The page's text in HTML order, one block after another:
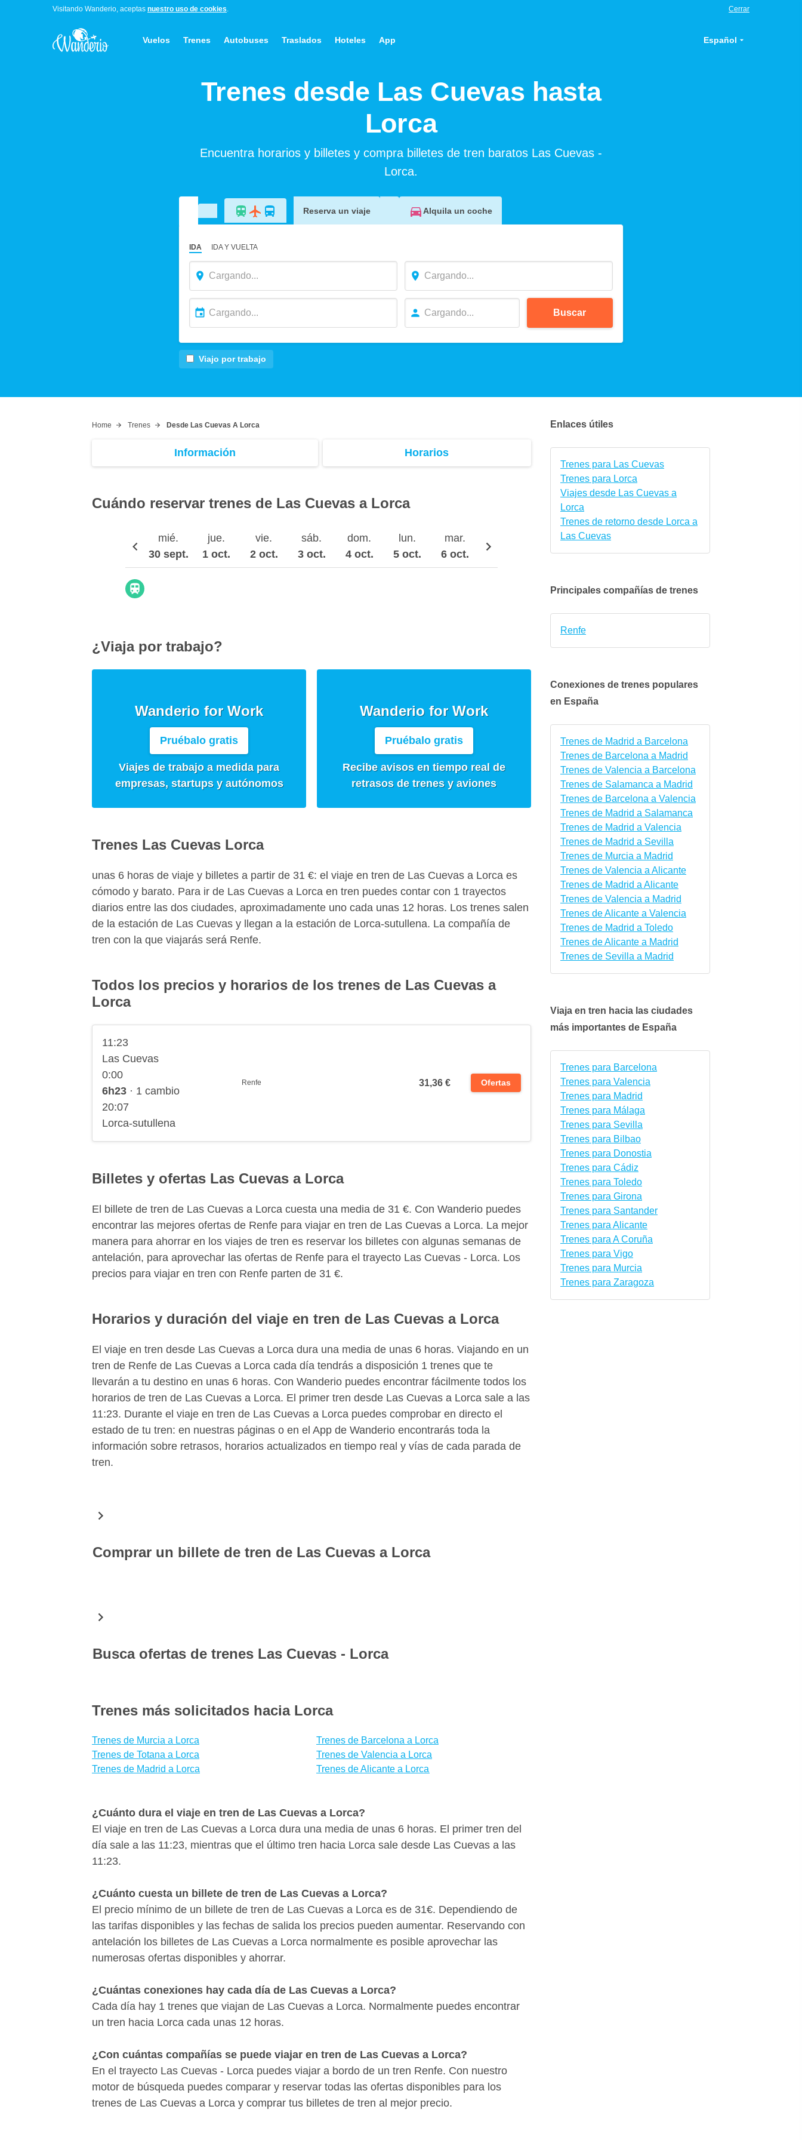
Visitando Wanderio, aceptas nuestro uso de cookies. Cerrar
Vuelos Trenes Autobuses Traslados Hoteles App Español
Trenes desde Las Cuevas hasta
Lorca
Encuentra horarios y billetes y compra billetes de tren baratos Las Cuevas -
Lorca.
Reserva un viaje Alquila un coche
IDA IDA Y VUELTA
Buscar
Viajo por trabajo
Home Trenes Desde Las Cuevas A Lorca
Información Horarios
Cuándo reservar trenes de Las Cuevas a Lorca
mié.
30 sept.
jue.
1 oct.
vie.
2 oct.
sáb.
3 oct.
dom.
4 oct.
lun.
5 oct.
mar.
6 oct.
8 oct.
vie.
9 oct.
10 oct.
11 oct.
¿Viaja por trabajo?
Wanderio for Work
Pruébalo gratis
Viajes de trabajo a medida para
empresas, startups y autónomos
Wanderio for Work
Pruébalo gratis
Recibe avisos en tiempo real de
retrasos de trenes y aviones
Trenes Las Cuevas Lorca
unas 6 horas de viaje y billetes a partir de 31 €: el viaje en tren de Las Cuevas a Lorca es
cómodo y barato. Para ir de Las Cuevas a Lorca en tren puedes contar con 1 trayectos
diarios entre las dos ciudades, aproximadamente uno cada unas 12 horas. Los trenes salen
de la estación de Las Cuevas y llegan a la estación de Lorca-sutullena. La compañía de
tren con la que viajarás será Renfe.
Todos los precios y horarios de los trenes de Las Cuevas a
Lorca
11:23
Las Cuevas
0:00
6h23 · 1 cambio
20:07
Lorca-sutullena
Renfe 31,36 € Ofertas
Billetes y ofertas Las Cuevas a Lorca
El billete de tren de Las Cuevas a Lorca cuesta una media de 31 €. Con Wanderio puedes
encontrar las mejores ofertas de Renfe para viajar en tren de Las Cuevas a Lorca. La mejor
manera para ahorrar en los viajes de tren es reservar los billetes con algunas semanas de
antelación, para aprovechar las ofertas de Renfe para el trayecto Las Cuevas - Lorca. Los
precios para viajar en tren con Renfe parten de 31 €.
Horarios y duración del viaje en tren de Las Cuevas a Lorca
El viaje en tren desde Las Cuevas a Lorca dura una media de unas 6 horas. Viajando en un
tren de Renfe de Las Cuevas a Lorca cada día tendrás a disposición 1 trenes que te
llevarán a tu destino en unas 6 horas. Con Wanderio puedes encontrar fácilmente todos los
horarios de tren de Las Cuevas a Lorca. El primer tren desde Las Cuevas a Lorca sale a las
11:23. Durante el viaje en tren de Las Cuevas a Lorca puedes comprobar en directo el
estado de tu tren: en nuestras páginas o en el App de Wanderio encontrarás toda la
información sobre retrasos, horarios actualizados en tiempo real y vías de cada parada de
tren.
Comprar un billete de tren de Las Cuevas a Lorca
seleccionada y puedes elegir el que mejor se adapte a tus necesidades reservando con
en tiempo real, comprobando retrasos y vías.
Busca ofertas de trenes Las Cuevas - Lorca
que reserves tus billetes con bastante antelación para aprovechar las promociones de
Cuevas? Con Wanderio puedes comparar trenes, y escoger la mejor opción para ti en
pocos clics.
Trenes más solicitados hacia Lorca
Trenes de Murcia a Lorca
Trenes de Totana a Lorca
Trenes de Madrid a Lorca
Trenes de Barcelona a Lorca
Trenes de Valencia a Lorca
Trenes de Alicante a Lorca
¿Cuánto dura el viaje en tren de Las Cuevas a Lorca?
El viaje en tren de Las Cuevas a Lorca dura una media de unas 6 horas. El primer tren del
día sale a las 11:23, mientras que el último tren hacia Lorca sale desde Las Cuevas a las
11:23.
¿Cuánto cuesta un billete de tren de Las Cuevas a Lorca?
El precio mínimo de un billete de tren de Las Cuevas a Lorca es de 31€. Dependiendo de
las tarifas disponibles y las fechas de salida los precios pueden aumentar. Reservando con
antelación los billetes de Las Cuevas a Lorca normalmente es posible aprovechar las
numerosas ofertas disponibles y ahorrar.
¿Cuántas conexiones hay cada día de Las Cuevas a Lorca?
Cada día hay 1 trenes que viajan de Las Cuevas a Lorca. Normalmente puedes encontrar
un tren hacia Lorca cada unas 12 horas.
¿Con cuántas compañías se puede viajar en tren de Las Cuevas a Lorca?
En el trayecto Las Cuevas - Lorca puedes viajar a bordo de un tren Renfe. Con nuestro
motor de búsqueda puedes comparar y reservar todas las ofertas disponibles para los
trenes de Las Cuevas a Lorca y comprar tus billetes de tren al mejor precio.
Enlaces útiles
Trenes para Las Cuevas
Trenes para Lorca
Viajes desde Las Cuevas a
Lorca
Trenes de retorno desde Lorca a
Las Cuevas
Principales compañías de trenes
Renfe
Conexiones de trenes populares
en España
Trenes de Madrid a Barcelona
Trenes de Barcelona a Madrid
Trenes de Valencia a Barcelona
Trenes de Salamanca a Madrid
Trenes de Barcelona a Valencia
Trenes de Madrid a Salamanca
Trenes de Madrid a Valencia
Trenes de Madrid a Sevilla
Trenes de Murcia a Madrid
Trenes de Valencia a Alicante
Trenes de Madrid a Alicante
Trenes de Valencia a Madrid
Trenes de Alicante a Valencia
Trenes de Madrid a Toledo
Trenes de Alicante a Madrid
Trenes de Sevilla a Madrid
Viaja en tren hacia las ciudades
más importantes de España
Trenes para Barcelona
Trenes para Valencia
Trenes para Madrid
Trenes para Málaga
Trenes para Sevilla
Trenes para Bilbao
Trenes para Donostia
Trenes para Cádiz
Trenes para Toledo
Trenes para Girona
Trenes para Santander
Trenes para Alicante
Trenes para A Coruña
Trenes para Vigo
Trenes para Murcia
Trenes para Zaragoza